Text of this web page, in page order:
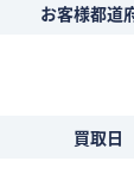
お客様都道
買取日